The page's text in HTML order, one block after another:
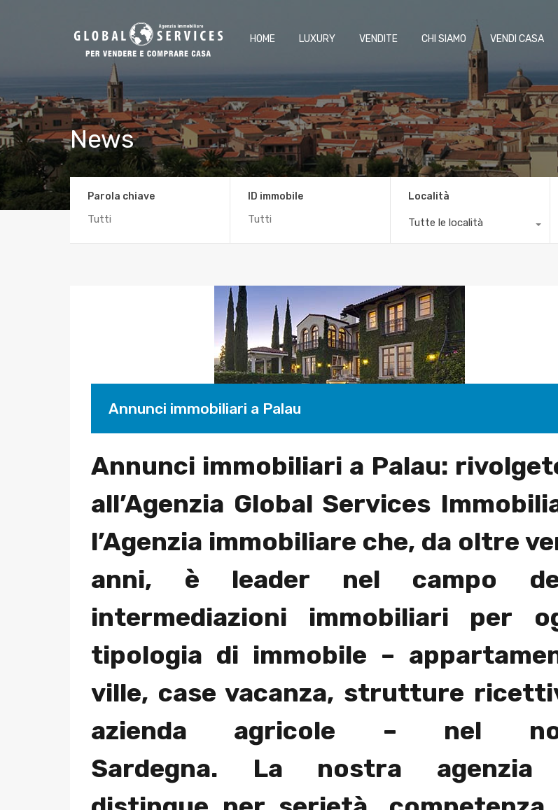
HOME LUXURY VENDITE CHI SIAMO VENDI CASA
News
Parola chiave ID immobile Località
Tutte le località
Annunci immobiliari a Palau
Annunci immobiliari a Palau:
all’Agenzia Global Services
l’Agenzia immobiliare che, da oltre
anni, è leader nel campo
intermediazioni immobiliari per
tipologia di immobile –
ville, case vacanza, strutture
azienda agricole – nel
Sardegna. La nostra